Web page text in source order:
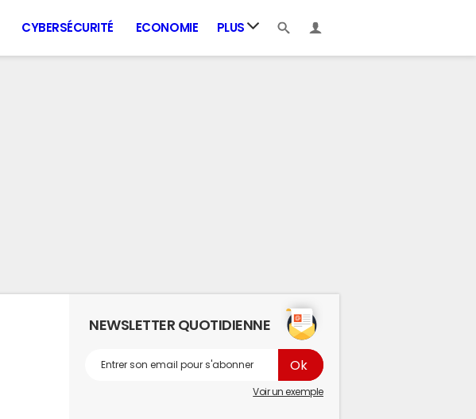
CYBERSÉCURITÉ ECONOMIE PLUS
NEWSLETTER QUOTIDIENNE
Voir un exemple